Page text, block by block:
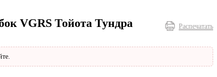
Распечатать
VGRS Тойота Тундра